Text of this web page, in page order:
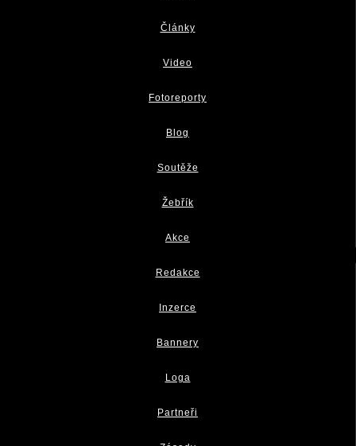
Články
Video
Fotoreporty
Blog
Soutěže
Žebřík
Akce
Redakce
Inzerce
Bannery
Loga
Partneři